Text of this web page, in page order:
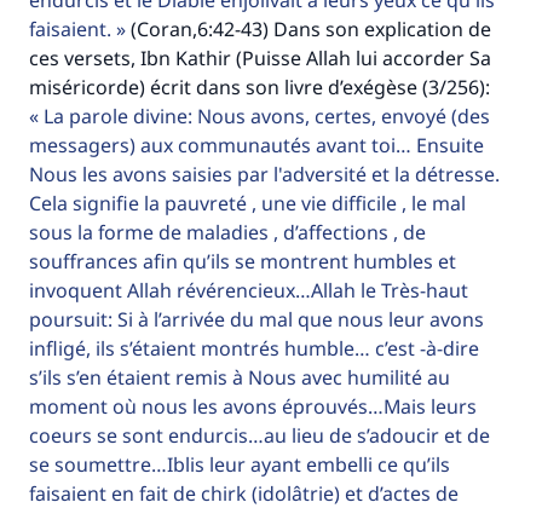
faisaient.
(Coran,6:42-43) Dans son explication de
ces versets, Ibn Kathir (Puisse Allah lui accorder Sa
miséricorde) écrit dans son livre d’exégèse (3/256):
La parole divine: Nous avons, certes, envoyé (des
messagers) aux communautés avant toi… Ensuite
Nous les avons saisies par l'adversité et la détresse.
Cela signifie la pauvreté , une vie difficile , le mal
sous la forme de maladies , d’affections , de
souffrances afin qu’ils se montrent humbles et
invoquent Allah révérencieux…Allah le Très-haut
poursuit: Si à l’arrivée du mal que nous leur avons
infligé, ils s’étaient montrés humble… c’est -à-dire
s’ils s’en étaient remis à Nous avec humilité au
moment où nous les avons éprouvés…Mais leurs
coeurs se sont endurcis…au lieu de s’adoucir et de
se soumettre…Iblis leur ayant embelli ce qu’ils
faisaient en fait de chirk (idolâtrie) et d’actes de